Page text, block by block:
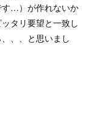
す…）が作れないか
タリ要望と一致し
、、と思いまし